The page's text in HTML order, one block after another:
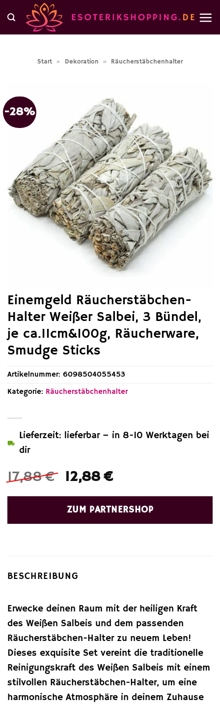
Inhalt
springen
Start » Dekoration » Räucherstäbchenhalter
-28%
Einemgeld Räucherstäbchen-
Halter Weißer Salbei, 3 Bündel,
je ca.11cm&100g, Räucherware,
Smudge Sticks
17,88€ Ursprünglicher
war:
17,88 €
12,88€Aktueller
ist:
12,88 €.
Lieferzeit: lieferbar – in 8-10 Werktagen bei
dir
ZUM PARTNERSHOP
Artikelnummer: 6098504055453
Kategorie: Räucherstäbchenhalter
BESCHREIBUNG
Erwecke deinen Raum mit der heiligen Kraft
des Weißen Salbeis und dem passenden
Räucherstäbchen-Halter zu neuem Leben!
Dieses exquisite Set vereint die traditionelle
Reinigungskraft des Weißen Salbeis mit einem
stilvollen Räucherstäbchen-Halter, um eine
harmonische Atmosphäre in deinem Zuhause